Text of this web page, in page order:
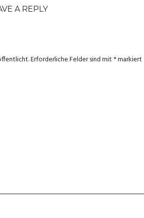
A REPLY
Erforderliche Felder sind mit *markiert